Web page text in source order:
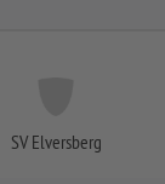
SV Elversberg